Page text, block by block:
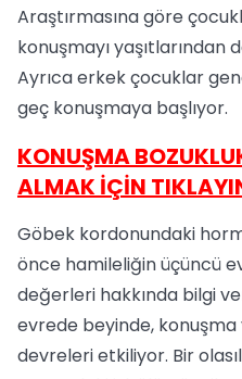
Araştırmasına göre
konuşmayı yaşıtlarından
Ayrıca erkek çocuklar
geç konuşmaya başlıyor.
KONUŞMA
ALMAK İÇİN
Göbek kordonundaki
önce hamileliğin üçüncü
değerleri hakkında bilgi
evrede beyinde,
devreleri etkiliyor. Bir